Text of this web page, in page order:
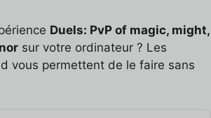
Duels: PvP of magic, might,
sur votre ordinateur ? Les
vous permettent de le faire sans